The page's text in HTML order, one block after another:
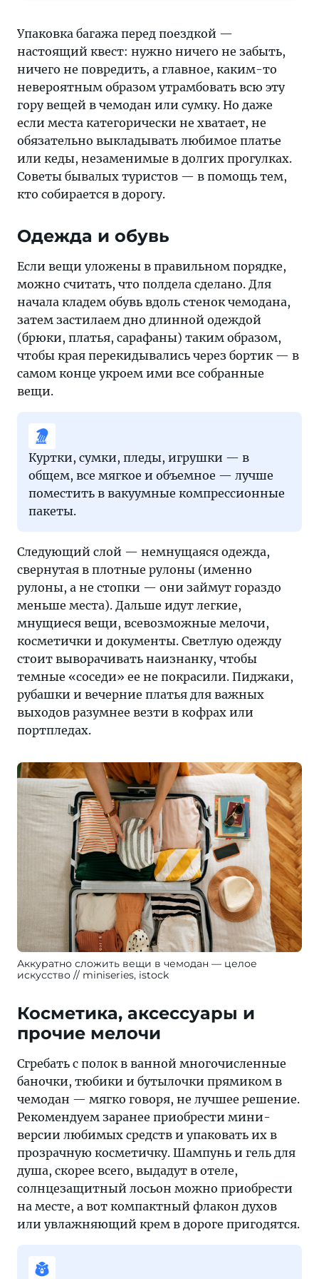
поместится
туризма»
делятся
секретами.
инструкции,
важные
лайфхаки
все,
нужно
знать
о
мире
туризма
—
на
страницах
Упаковка багажа перед поездкой —
настоящий квест: нужно ничего не забыть,
ничего не повредить, а главное, каким-то
невероятным образом утрамбовать всю эту
гору вещей в чемодан или сумку. Но даже
если места категорически не хватает, не
обязательно выкладывать любимое платье
или кеды, незаменимые в долгих прогулках.
Советы бывалых туристов — в помощь тем,
кто собирается в дорогу.
Одежда и обувь
Если вещи уложены в правильном порядке,
можно считать, что полдела сделано. Для
начала кладем обувь вдоль стенок чемодана,
затем застилаем дно длинной одеждой
(брюки, платья, сарафаны) таким образом,
чтобы края перекидывались через бортик — в
самом конце укроем ими все собранные
вещи.
Куртки, сумки, пледы, игрушки — в
общем, все мягкое и объемное — лучше
поместить в вакуумные компрессионные
пакеты.
Следующий слой — немнущаяся одежда,
свернутая в плотные рулоны (именно
рулоны, а не стопки — они займут гораздо
меньше места). Дальше идут легкие,
мнущиеся вещи, всевозможные мелочи,
косметички и документы. Светлую одежду
стоит выворачивать наизнанку, чтобы
темные «соседи» ее не покрасили. Пиджаки,
рубашки и вечерние платья для важных
выходов разумнее везти в кофрах или
портпледах.
Аккуратно сложить вещи в чемодан — целое
искусство
miniseries, istock
Косметика, аксессуары и
прочие мелочи
Сгребать с полок в ванной многочисленные
баночки, тюбики и бутылочки прямиком в
чемодан — мягко говоря, не лучшее решение.
Рекомендуем заранее приобрести мини-
версии любимых средств и упаковать их в
прозрачную косметичку. Шампунь и гель для
душа, скорее всего, выдадут в отеле,
солнцезащитный лосьон можно приобрести
на месте, а вот компактный флакон духов
или увлажняющий крем в дороге пригодятся.